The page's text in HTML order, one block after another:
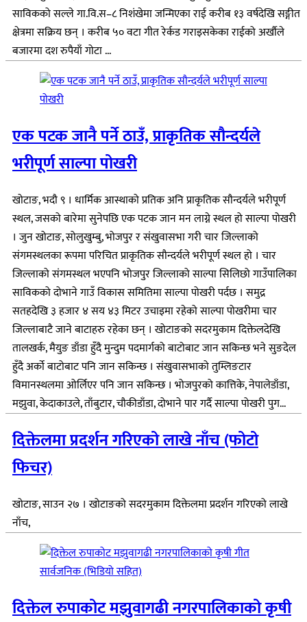
साविकको सल्ले गा.वि.स–८ निशंखेमा जन्मिएका राई करीब १३ वर्षदेखि सङ्गीत
क्षेत्रमा सक्रिय छन् । करीब ५० वटा गीत रेर्कड गराइसकेका राईको अर्खौले
बजारमा दश रुपैयाँ गोटा ...
एक पटक जानै पर्ने ठाउँ, प्राकृतिक सौन्दर्यले
भरीपूर्ण साल्पा पोखरी
खोटाङ, भदौ ९ । धार्मिक आस्थाको प्रतिक अनि प्राकृतिक सौन्दर्यले भरीपूर्ण
स्थल, जसको बारेमा सुनेपछि एक पटक जान मन लाग्ने स्थल हो साल्पा पोखरी
। जुन खोटाङ, सोलुखुम्बु, भोजपुर र संखुवासभा गरी चार जिल्लाको
संगमस्थलका रूपमा परिचित प्राकृतिक सौन्दर्यले भरीपूर्ण स्थल हो । चार
जिल्लाको संगमस्थल भएपनि भोजपुर जिल्लाको साल्पा सिलिछो गाउँपालिका
साविकको दोभाने गाउँ विकास समितिमा साल्पा पोखरी पर्दछ । समुद्र
सतहदेखि ३ हजार ४ सय ४३ मिटर उचाइमा रहेको साल्पा पोखरीमा चार
जिल्लाबाटै जाने बाटाहरु रहेका छन् । खोटाङको सदरमुकाम दिक्तेलदेखि
तालखर्क, मैयुङ डाँडा हुँदै मुन्दुम पदमार्गको बाटोबाट जान सकिन्छ भने सुङदेल
हुँदै अर्को बाटोबाट पनि जान सकिन्छ । संखुवासभाको तुम्लिङटार
विमानस्थलमा ओर्लिएर पनि जान सकिन्छ । भोजपुरको कात्तिके, नेपालेडाँडा,
मझुवा, केदाकाउले, ताँबुटार, चौकीडाँडा, दोभाने पार गर्दै साल्पा पोखरी पुग...
दिक्तेलमा प्रदर्शन गरिएको लाखे नाँच (फोटो
फिचर)
खोटाङ, साउन २७ । खोटाङको सदरमुकाम दिक्तेलमा प्रदर्शन गरिएको लाखे
नाँच,
दिक्तेल रुपाकोट मझुवागढी नगरपालिकाको कृषी